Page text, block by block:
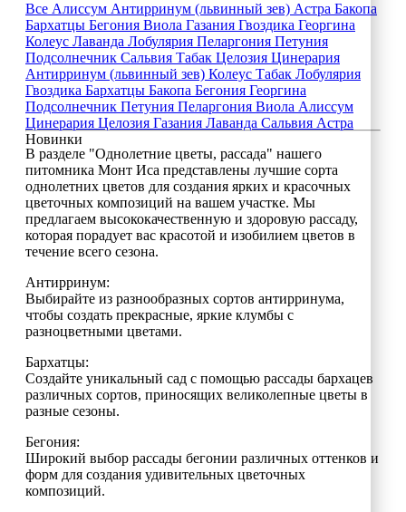
Все Алиссум Антирринум (львинный зев) Астра Бакопа
Бархатцы Бегония Виола Газания Гвоздика Георгина
Колеус Лаванда Лобулярия Пеларгония Петуния
Подсолнечник Сальвия Табак Целозия Цинерария
Антирринум (львинный зев) Колеус Табак Лобулярия
Гвоздика Бархатцы Бакопа Бегония Георгина
Подсолнечник Петуния Пеларгония Виола Алиссум
Цинерария Целозия Газания Лаванда Сальвия Астра
Новинки
В разделе "Однолетние цветы, рассада" нашего
питомника Монт Иса представлены лучшие сорта
однолетних цветов для создания ярких и красочных
цветочных композиций на вашем участке. Мы
предлагаем высококачественную и здоровую рассаду,
которая порадует вас красотой и изобилием цветов в
течение всего сезона.
Антирринум:
Выбирайте из разнообразных сортов антирринума,
чтобы создать прекрасные, яркие клумбы с
разноцветными цветами.
Бархатцы:
Создайте уникальный сад с помощью рассады бархацев
различных сортов, приносящих великолепные цветы в
разные сезоны.
Бегония:
Широкий выбор рассады бегонии различных оттенков и
форм для создания удивительных цветочных
композиций.